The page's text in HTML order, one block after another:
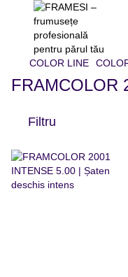
COLOR LINE
FRAMCOLOR
Filtru